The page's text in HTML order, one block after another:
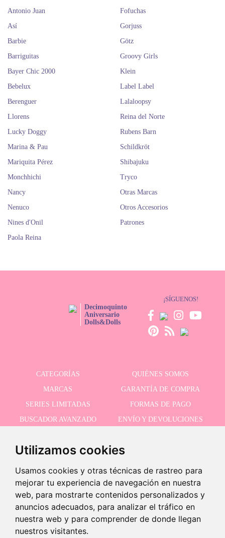
Utilizamos cookies
Usamos cookies y otras técnicas de rastreo para
mejorar tu experiencia de navegación en nuestra
web, para mostrarte contenidos personalizados y
anuncios adecuados, para analizar el tráfico en
nuestra web y para comprender de donde llegan
nuestros visitantes.
Antonio Juan
Así
Barbie
Barriguitas
Bayer Chic 2000
Bebelux
Berenguer
Fofuchas
Gorjuss
Götz
Groovy Girls
Klein
Label Label
Lalaloopsy
Llorens
Lucky Doggy
Marina & Pau
Mariquita Pérez
Monchhichi
Nancy
Nenuco
Nines d'Onil
Paola Reina
Reina del Norte
Rubens Barn
Schildkröt
Shibajuku
Tryco
Otras Marcas
Otros Accesorios
Patrones
Decimoquinto
Aniversario
Dolls&Dolls
¡SÍGUENOS!
CATEGORÍAS
QUIÉNES SOMOS
MARCAS
GARANTÍA DE COMPRA
SERIES LIMITADAS
FORMAS DE PAGO
BUSCADOR AVANZADO
ENVÍO Y DEVOLUCIONES
RECIBE NUESTRAS ÚLTIMAS NOVEDADES
Acepto la política de privacidad